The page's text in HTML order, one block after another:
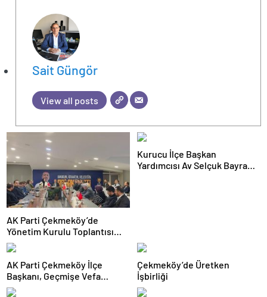
escort
ankara
Sait Güngör
View all posts
AK Parti Çekmeköy’de
Yönetim Kurulu Toplantısı
Gerçekleştirildi
Kurucu İlçe Başkan
Yardımcısı Av Selçuk Bayram
AK Parti Çekmeköy İlçe
Başkanı, Geçmişe Vefa
Vurgusu Yaptı
Çekmeköy’de Üretken
İşbirliği